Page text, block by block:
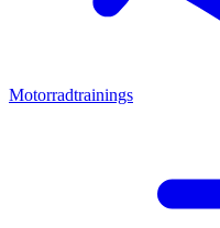
Motorradtrainings